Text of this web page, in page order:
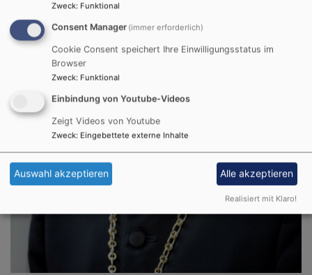
Zweck: Funktional
Consent Manager (immer erforderlich)
Cookie Consent speichert Ihre Einwilligungsstatus im
Browser
Zweck: Funktional
Einbindung von Youtube-Videos
Zeigt Videos von Youtube
Zweck: Eingebettete externe Inhalte
Auswahl akzeptieren Alle akzeptieren
Realisiert mit Klaro!